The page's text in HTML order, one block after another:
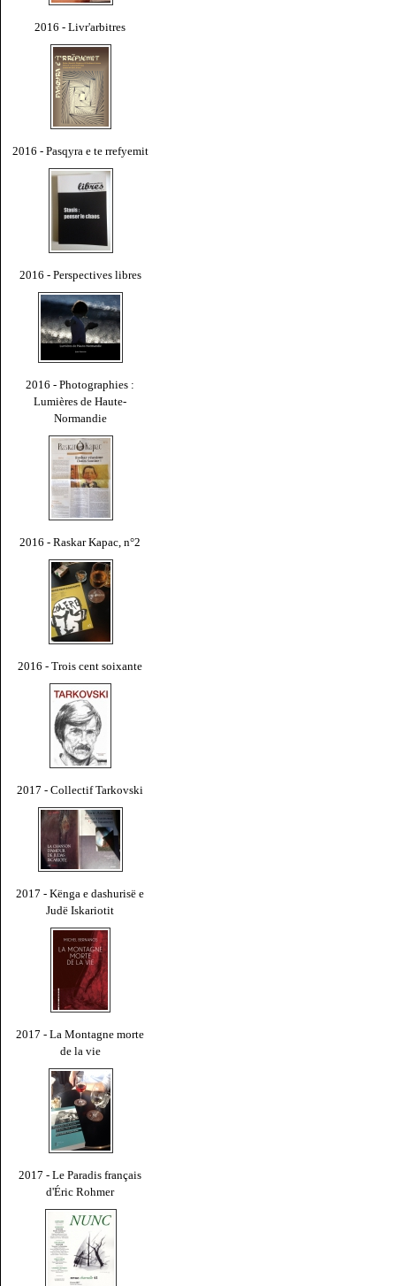
2016 - Livr'arbitres
2016 - Pasqyra e te rrefyemit
2016 - Perspectives libres
2016 - Photographies :
Lumières de Haute-
Normandie
2016 - Raskar Kapac, n°2
2016 - Trois cent soixante
2017 - Collectif Tarkovski
2017 - Kënga e dashurisë e
Judë Iskariotit
2017 - La Montagne morte
de la vie
2017 - Le Paradis français
d'Éric Rohmer